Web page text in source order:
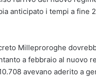
anticipato i tempi a fine
Milleproroghe
a febbraio al
avevano aderito a